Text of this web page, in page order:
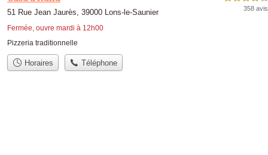
51 Rue Jean Jaurès, 39000 Lons-le-Saunier
Fermée, ouvre mardi à 12h00
358 avis
Pizzeria traditionnelle
Horaires Téléphone